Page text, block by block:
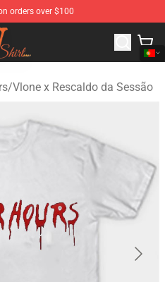
orders over $100
Vlone Shirt Shop
/Vlone x Rescaldo da Sessão